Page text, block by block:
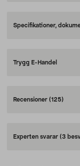
Specifikationer,
Trygg E-Handel
Recensioner (125)
Experten svarar (3